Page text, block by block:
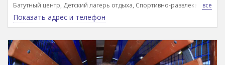
Батутный центр, Детский лагерь отдыха, Спортивно-
Показать адрес и телефон